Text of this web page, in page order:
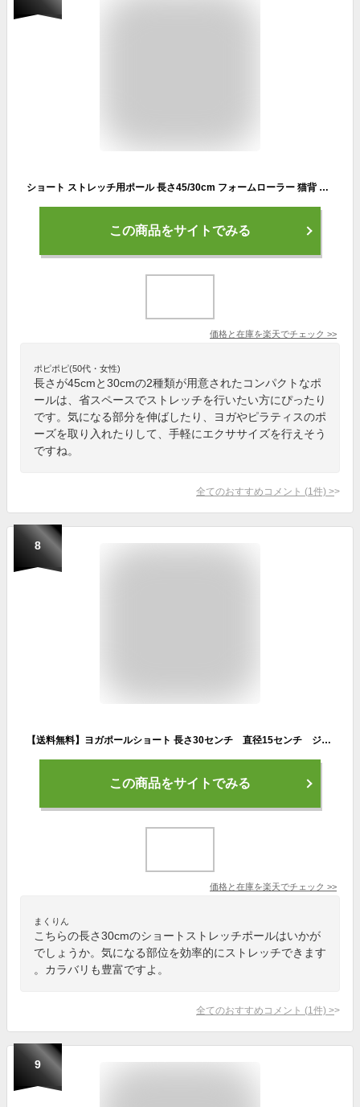
ショート ストレッチ用ポール 長さ45/30cm フォームローラー 猫背 エクササイズポール 肩こり ストレッチ用 体幹 直径15cm リセットポール ギフト 腰痛 筋膜 ストレッチ ヨガ ダイエット器具 体幹トレーニング ピラティスポール ヨガポール
この商品をサイトでみる
価格と在庫を楽天でチェック >>
ポピポピ(50代・女性)
長さが45cmと30cmの2種類が用意されたコンパクトなポ
ールは、省スペースでストレッチを行いたい方にぴったり
です。気になる部分を伸ばしたり、ヨガやピラティスのポ
ーズを取り入れたりして、手軽にエクササイズを行えそう
ですね。
全てのおすすめコメント (1 件) >
8
【送料無料】ヨガポールショート 長さ30センチ 直径15センチ ジム スポーツ yoga ヨガグッズ ストレッチマット ダイエット ストレス 運動不足解消 ヨガマット 黒 ピンク オレンジ パープル グリーン ブルー イエロー
この商品をサイトでみる
価格と在庫を楽天でチェック >>
まくりん
こちらの長さ30cmのショートストレッチポールはいかが
でしょうか。気になる部位を効率的にストレッチできます
。カラバリも豊富ですよ。
全てのおすすめコメント (1 件) >
9